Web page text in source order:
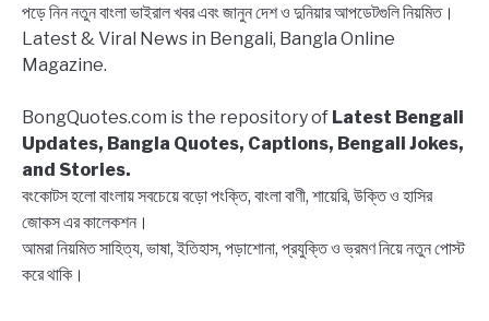
Bangla,
Block
list
Quotes
পড়ে নিন নতুন বাংলা ভাইরাল খবর এবং জানুন দেশ ও দুনিয়ার আপডেটগুলি নিয়মিত।
Latest & Viral News in Bengali, Bangla Online
Magazine.
BongQuotes.com is the repository of Latest Bengali
Updates, Bangla Quotes, Captions, Bengali Jokes,
and Stories.
বংকোটস হলো বাংলায় সবচেয়ে বড়ো পংক্তি, বাংলা বাণী, শায়েরি, উক্তি ও হাসির
জোকস এর কালেকশন।
আমরা নিয়মিত সাহিত্য, ভাষা, ইতিহাস, পড়াশোনা, প্রযুক্তি ও ভ্রমণ নিয়ে নতুন পোস্ট
করে থাকি।